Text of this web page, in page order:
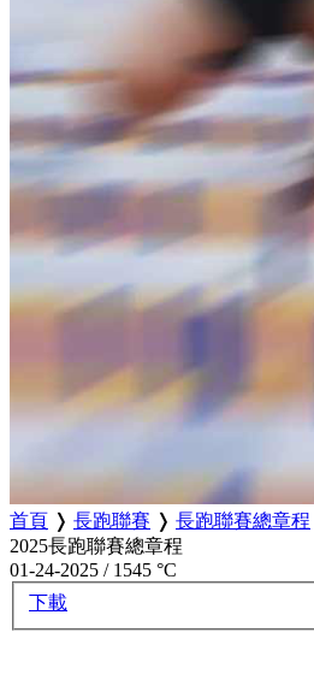
首頁 ❭ 長跑聯賽 ❭ 長跑聯賽總章程
2025長跑聯賽總章程
01-24-2025 / 1545 °C
下載